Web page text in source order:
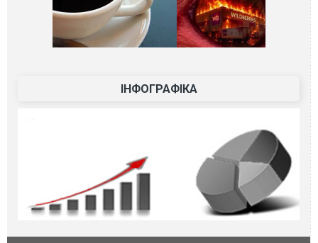
ІНФОГРАФІКА